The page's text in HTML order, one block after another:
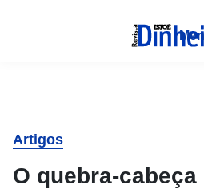
Artigos
O quebra-cabeça